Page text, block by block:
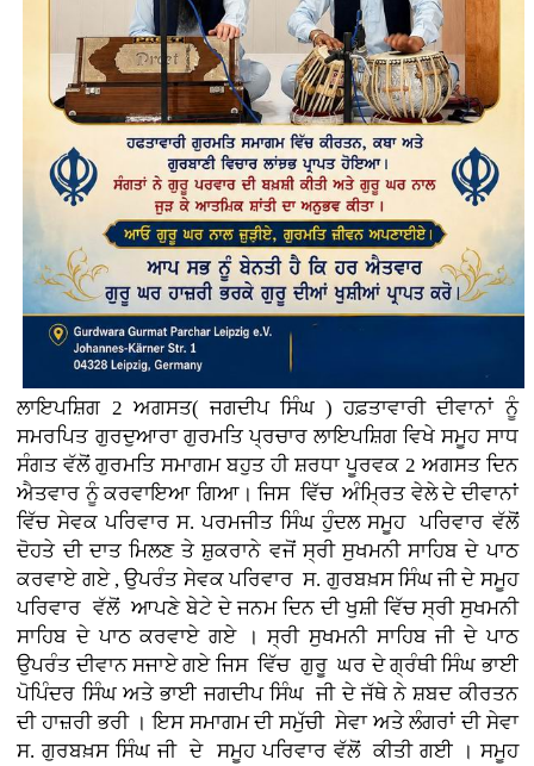
ਲਾਇਪਸ਼ਿਗ 2 ਅਗਸਤ( ਜਗਦੀਪ ਸਿੰਘ ) ਹਫ਼ਤਾਵਾਰੀ ਦੀਵਾਨਾਂ ਨੂੰ
ਸਮਰਪਿਤ ਗੁਰਦੁਆਰਾ ਗੁਰਮਤਿ ਪ੍ਰਚਾਰ ਲਾਇਪਸ਼ਿਗ ਵਿਖੇ ਸਮੂਹ ਸਾਧ
ਸੰਗਤ ਵੱਲੋਂ ਗੁਰਮਤਿ ਸਮਾਗਮ ਬਹੁਤ ਹੀ ਸ਼ਰਧਾ ਪੂਰਵਕ 2 ਅਗਸਤ ਦਿਨ
ਐਤਵਾਰ ਨੂੰ ਕਰਵਾਇਆ ਗਿਆ। ਜਿਸ ਵਿੱਚ ਅੰਮ੍ਰਿਤ ਵੇਲੇ ਦੇ ਦੀਵਾਨਾਂ
ਵਿੱਚ ਸੇਵਕ ਪਰਿਵਾਰ ਸ. ਪਰਮਜੀਤ ਸਿੰਘ ਹੁੰਦਲ ਸਮੂਹ ਪਰਿਵਾਰ ਵੱਲੋਂ
ਦੋਹਤੇ ਦੀ ਦਾਤ ਮਿਲਣ ਤੇ ਸ਼ੁਕਰਾਨੇ ਵਜੋਂ ਸ੍ਰੀ ਸੁਖਮਨੀ ਸਾਹਿਬ ਦੇ ਪਾਠ
ਕਰਵਾਏ ਗਏ , ਉਪਰੰਤ ਸੇਵਕ ਪਰਿਵਾਰ ਸ. ਗੁਰਬਖ਼ਸ ਸਿੰਘ ਜੀ ਦੇ ਸਮੂਹ
ਪਰਿਵਾਰ ਵੱਲੋਂ ਆਪਣੇ ਬੇਟੇ ਦੇ ਜਨਮ ਦਿਨ ਦੀ ਖੁਸ਼ੀ ਵਿੱਚ ਸ੍ਰੀ ਸੁਖਮਨੀ
ਸਾਹਿਬ ਦੇ ਪਾਠ ਕਰਵਾਏ ਗਏ । ਸ੍ਰੀ ਸੁਖਮਨੀ ਸਾਹਿਬ ਜੀ ਦੇ ਪਾਠ
ਉਪਰੰਤ ਦੀਵਾਨ ਸਜਾਏ ਗਏ ਜਿਸ ਵਿੱਚ ਗੁਰੂ ਘਰ ਦੇ ਗ੍ਰੰਥੀ ਸਿੰਘ ਭਾਈ
ਪੋਪਿੰਦਰ ਸਿੰਘ ਅਤੇ ਭਾਈ ਜਗਦੀਪ ਸਿੰਘ ਜੀ ਦੇ ਜੱਥੇ ਨੇ ਸ਼ਬਦ ਕੀਰਤਨ
ਦੀ ਹਾਜ਼ਰੀ ਭਰੀ । ਇਸ ਸਮਾਗਮ ਦੀ ਸਮੁੱਚੀ ਸੇਵਾ ਅਤੇ ਲੰਗਰਾਂ ਦੀ ਸੇਵਾ
ਸ. ਗੁਰਬਖ਼ਸ ਸਿੰਘ ਜੀ ਦੇ ਸਮੂਹ ਪਰਿਵਾਰ ਵੱਲੋਂ ਕੀਤੀ ਗਈ । ਸਮੂਹ